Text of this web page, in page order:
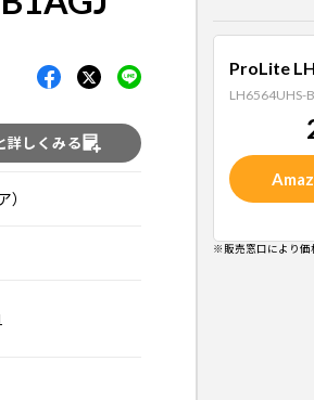
詳しくみる
）
ProLite
LH6564UHS-